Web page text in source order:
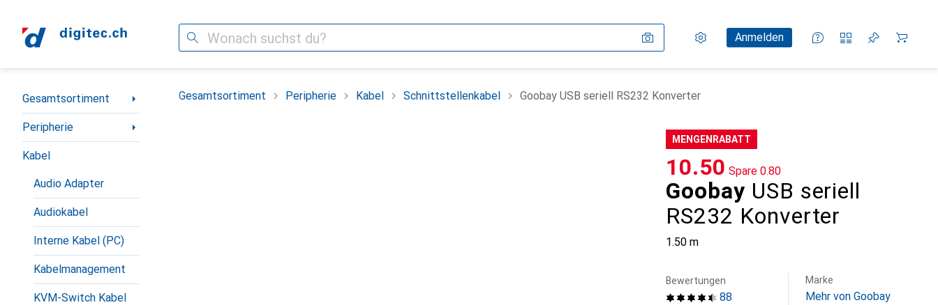
Suche Einstellungen
KundenkontoAnmelden
Vergleichslisten
Merklisten
Warenkorb
Navigation nach Kategorien
Gesamtsortiment
Peripherie
Kabel
Audio Adapter
Audiokabel
Interne Kabel (PC)
Kabelmanagement
KVM-Switch Kabel
Gesamtsortiment Peripherie Kabel Schnittstellenkabel Goobay USB seriell RS232 Konverter
MENGENRABATT
Goobay USB seriell
RS232 Konverter
1.50 m
CHF
10.50 Spare CHF
0.80
88
Bewertungen Marke
Mehr von Goobay